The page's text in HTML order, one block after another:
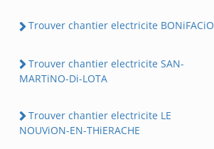
Trouver chantier electricite BONiFACiO
Trouver chantier electricite SAN-
MARTiNO-Di-LOTA
Trouver chantier electricite LE
NOUViON-EN-THiERACHE